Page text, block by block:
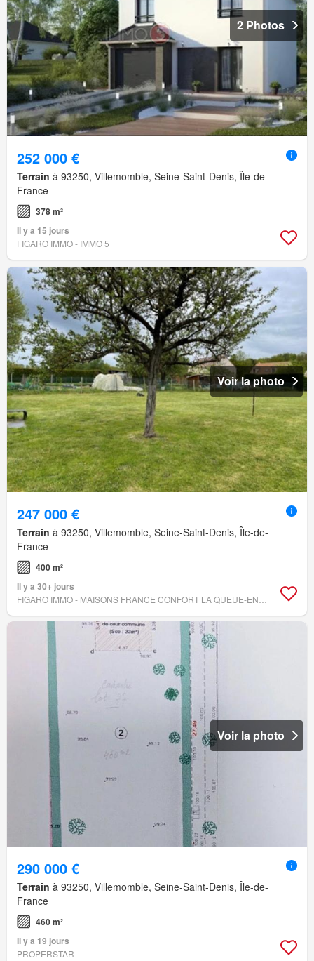
2 Photos
252 000 €
Terrain à 93250, Villemomble, Seine-Saint-Denis, Île-de-
France
378 m²
Il y a 15 jours
FIGARO IMMO - IMMO 5
Voir la photo
247 000 €
Terrain à 93250, Villemomble, Seine-Saint-Denis, Île-de-
France
400 m²
Il y a 30+ jours
Voir la photo
290 000 €
Terrain à 93250, Villemomble, Seine-Saint-Denis, Île-de-
France
460 m²
Il y a 19 jours
PROPERSTAR